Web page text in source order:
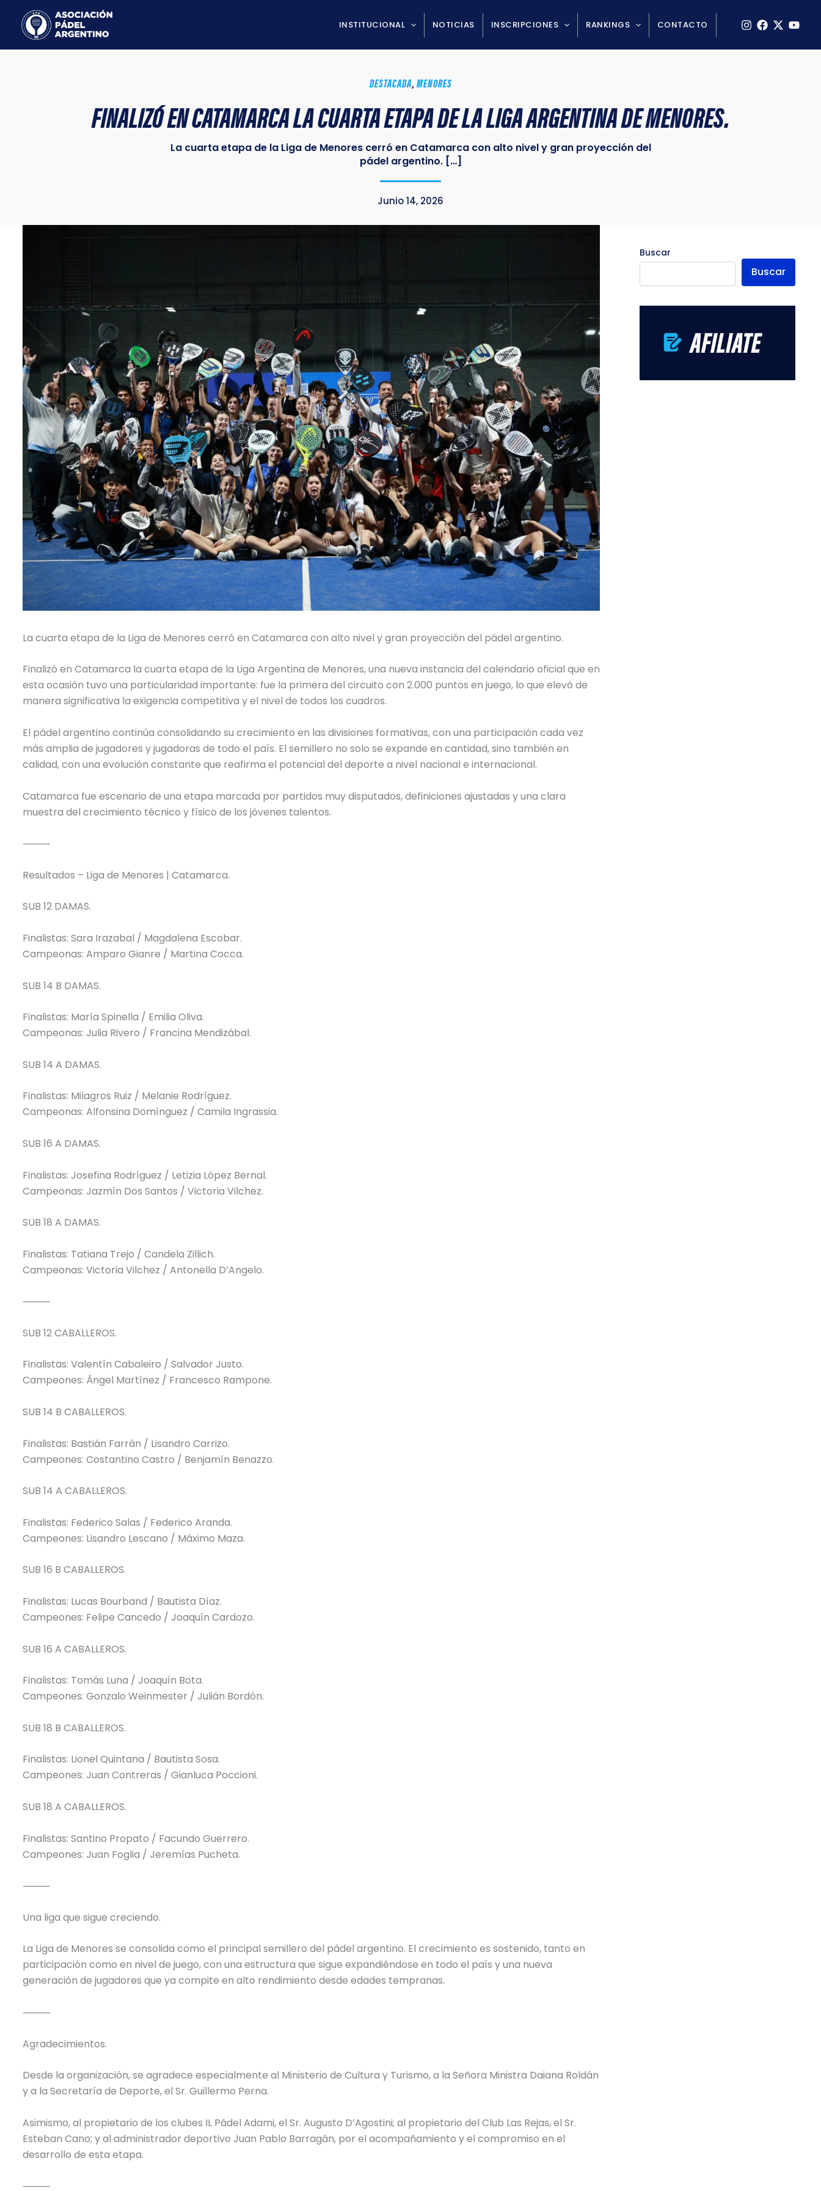
contenido
INSTITUCIONAL NOTICIAS INSCRIPCIONES RANKINGS CONTACTO
DESTACADA,MENORES
FINALIZÓ EN CATAMARCA LA CUARTA ETAPA DE LA LIGA ARGENTINA DE MENORES.
La cuarta etapa de la Liga de Menores cerró en Catamarca con alto nivel y gran proyección del
pádel argentino. […]
Junio 14, 2026
La cuarta etapa de la Liga de Menores cerró en Catamarca con alto nivel y gran proyección del pádel argentino.
Finalizó en Catamarca la cuarta etapa de la Liga Argentina de Menores, una nueva instancia del calendario oficial que en
esta ocasión tuvo una particularidad importante: fue la primera del circuito con 2.000 puntos en juego, lo que elevó de
manera significativa la exigencia competitiva y el nivel de todos los cuadros.
El pádel argentino continúa consolidando su crecimiento en las divisiones formativas, con una participación cada vez
más amplia de jugadores y jugadoras de todo el país. El semillero no solo se expande en cantidad, sino también en
calidad, con una evolución constante que reafirma el potencial del deporte a nivel nacional e internacional.
Catamarca fue escenario de una etapa marcada por partidos muy disputados, definiciones ajustadas y una clara
muestra del crecimiento técnico y físico de los jóvenes talentos.
⸻
Resultados – Liga de Menores | Catamarca.
SUB 12 DAMAS.
Finalistas: Sara Irazabal / Magdalena Escobar.
Campeonas: Amparo Gianre / Martina Cocca.
SUB 14 B DAMAS.
Finalistas: María Spinella / Emilia Oliva.
Campeonas: Julia Rivero / Francina Mendizábal.
SUB 14 A DAMAS.
Finalistas: Milagros Ruiz / Melanie Rodríguez.
Campeonas: Alfonsina Domínguez / Camila Ingrassia.
SUB 16 A DAMAS.
Finalistas: Josefina Rodríguez / Letizia López Bernal.
Campeonas: Jazmín Dos Santos / Victoria Vilchez.
SUB 18 A DAMAS.
Finalistas: Tatiana Trejo / Candela Zillich.
Campeonas: Victoria Vilchez / Antonella D’Angelo.
⸻
SUB 12 CABALLEROS.
Finalistas: Valentín Cabaleiro / Salvador Justo.
Campeones: Ángel Martínez / Francesco Rampone.
SUB 14 B CABALLEROS.
Finalistas: Bastián Farrán / Lisandro Carrizo.
Campeones: Costantino Castro / Benjamín Benazzo.
SUB 14 A CABALLEROS.
Finalistas: Federico Salas / Federico Aranda.
Campeones: Lisandro Lescano / Máximo Maza.
SUB 16 B CABALLEROS.
Finalistas: Lucas Bourband / Bautista Díaz.
Campeones: Felipe Cancedo / Joaquín Cardozo.
SUB 16 A CABALLEROS.
Finalistas: Tomás Luna / Joaquín Bota.
Campeones: Gonzalo Weinmester / Julián Bordón.
SUB 18 B CABALLEROS.
Finalistas: Lionel Quintana / Bautista Sosa.
Campeones: Juan Contreras / Gianluca Poccioni.
SUB 18 A CABALLEROS.
Finalistas: Santino Propato / Facundo Guerrero.
Campeones: Juan Foglia / Jeremías Pucheta.
⸻
Una liga que sigue creciendo.
La Liga de Menores se consolida como el principal semillero del pádel argentino. El crecimiento es sostenido, tanto en
participación como en nivel de juego, con una estructura que sigue expandiéndose en todo el país y una nueva
generación de jugadores que ya compite en alto rendimiento desde edades tempranas.
⸻
Agradecimientos.
Desde la organización, se agradece especialmente al Ministerio de Cultura y Turismo, a la Señora Ministra Daiana Roldán
y a la Secretaría de Deporte, el Sr. Guillermo Perna.
Asimismo, al propietario de los clubes IL Pádel Adami, el Sr. Augusto D’Agostini; al propietario del Club Las Rejas, el Sr.
Esteban Cano; y al administrador deportivo Juan Pablo Barragán, por el acompañamiento y el compromiso en el
desarrollo de esta etapa.
⸻
Buscar
Buscar